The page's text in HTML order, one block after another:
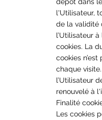
l'Utilisateur,
de la validité
l’Utilisateur à
cookies. La
cookies
chaque
l’Utilisateur
renouvelé à
Finalité
Les cookies